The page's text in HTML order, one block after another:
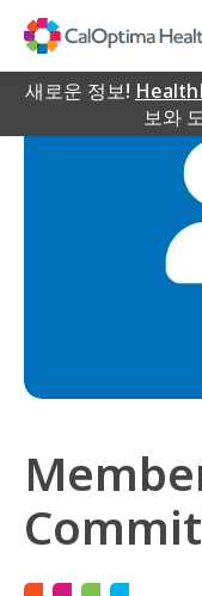
Content
새로운 정보!
보와